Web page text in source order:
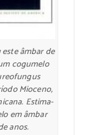
âmbar de
cogumelo
Mioceno,
Estima-
em âmbar
anos.